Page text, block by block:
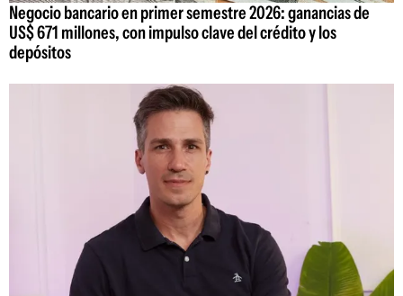
Negocio bancario en primer semestre 2026: ganancias de
US$ 671 millones, con impulso clave del crédito y los
depósitos